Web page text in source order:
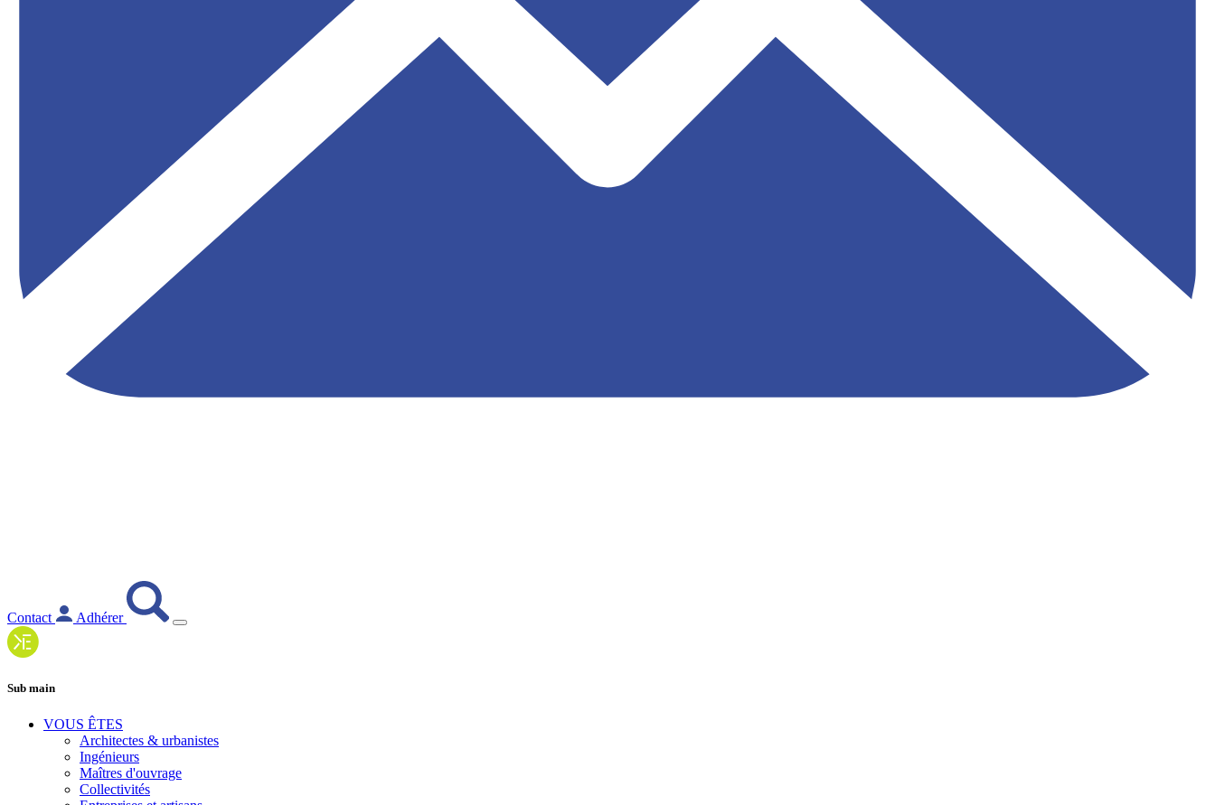
Contact Adhérer
Sub main
VOUS ÊTES
Architectes & urbanistes
Ingénieurs
Maîtres d'ouvrage
Collectivités